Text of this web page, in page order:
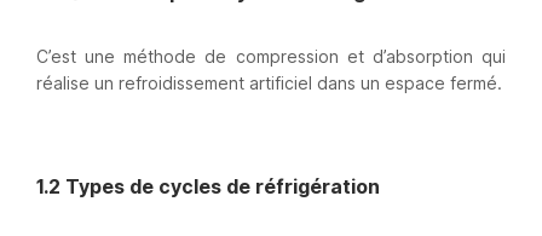
C’est une méthode de compression et d’absorption qui
réalise un refroidissement artificiel dans un espace fermé.
1.2 Types de cycles de réfrigération